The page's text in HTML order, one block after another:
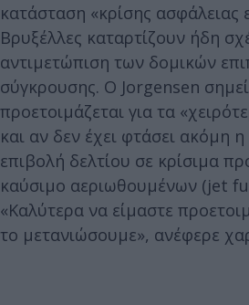
κατάσταση «κρίσης ασφάλειας
Βρυξέλλες καταρτίζουν ήδη
αντιμετώπιση των δομικών
σύγκρουσης. Ο Jorgensen
προετοιμάζεται για τα
και αν δεν έχει φτάσει ακόμη η
επιβολή δελτίου σε κρίσιμα
καύσιμο αεριωθουμένων (jet
«Καλύτερα να είμαστε
το μετανιώσουμε», ανέφερε